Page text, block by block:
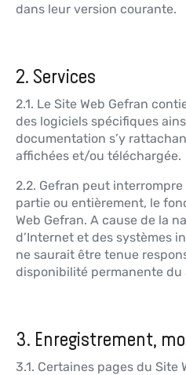
dans leur version courante.
2. Services
2.1. Le Site Web Gefran
des logiciels spécifiques
documentation s’y
affichées et/ou téléchargée.
2.2. Gefran peut
partie ou entièrement, le
Web Gefran. A cause de la
d’Internet et des systèmes
ne saurait être tenue
disponibilité permanente du
3. Enregistrement,
3.1. Certaines pages du Site